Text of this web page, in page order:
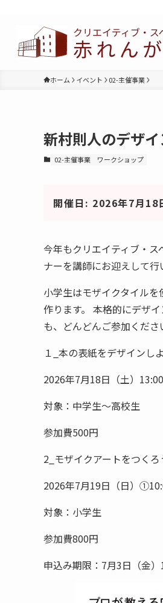
ホーム イベント 02-主催事業
新村則人のデザ
02-主催事業 ワークショップ
開催日: 2026年7月18
今年もクリエイティブ・
ナーを講師にお迎えして行
小学生はモザイクタイル
作ります。 本格的にデザ
も、どんどんご参加くださ
１_本の表紙をデザイン
2026年7月18日（土）
対象：中学生～高校生
参加費500円
2_モザイクアートをつく
2026年7月19日（日）
対象：小学生
参加費800円
申込み期限：7月3日（金